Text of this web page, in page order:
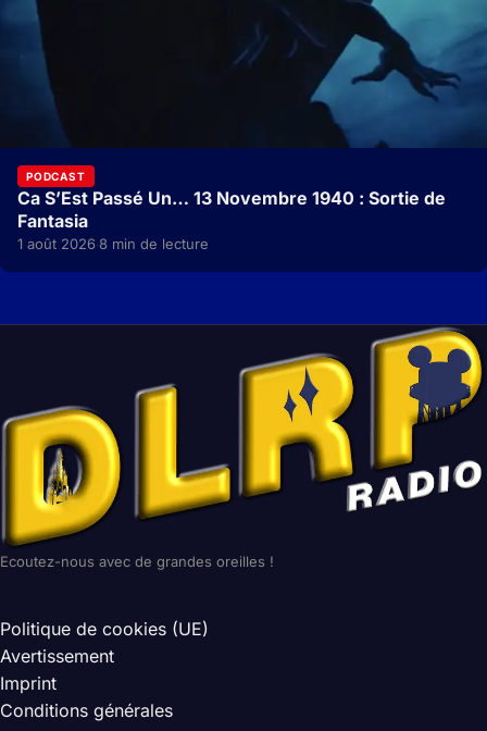
PODCAST
Ca S’Est Passé Un… 13 Novembre 1940 : Sortie de
Fantasia
1 août 2026·8 min de lecture
Ecoutez-nous avec de grandes oreilles !
Politique de cookies (UE)
Avertissement
Imprint
Conditions générales